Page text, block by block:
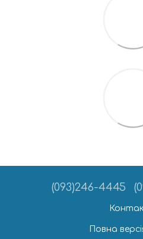
(093)246-4445
Повна